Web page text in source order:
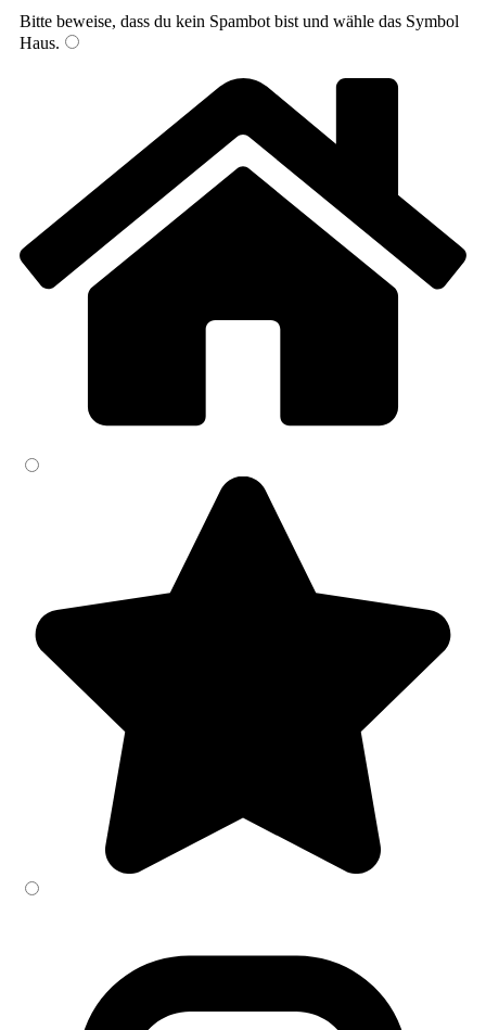
Bitte beweise, dass du kein Spambot bist und wähle das Symbol
Haus.